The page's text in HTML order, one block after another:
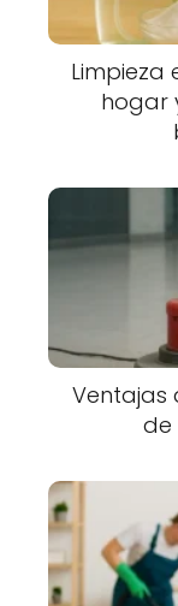
Limpieza
hogar
Ventajas
de